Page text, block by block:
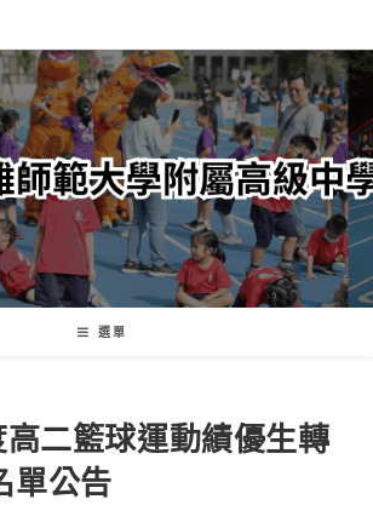
選單
二籃球運動績優生轉
單公告